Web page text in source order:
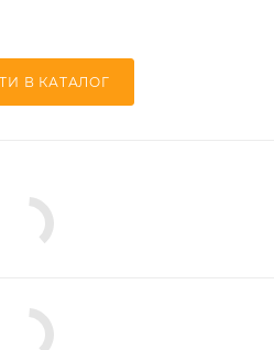
В КАТАЛОГ